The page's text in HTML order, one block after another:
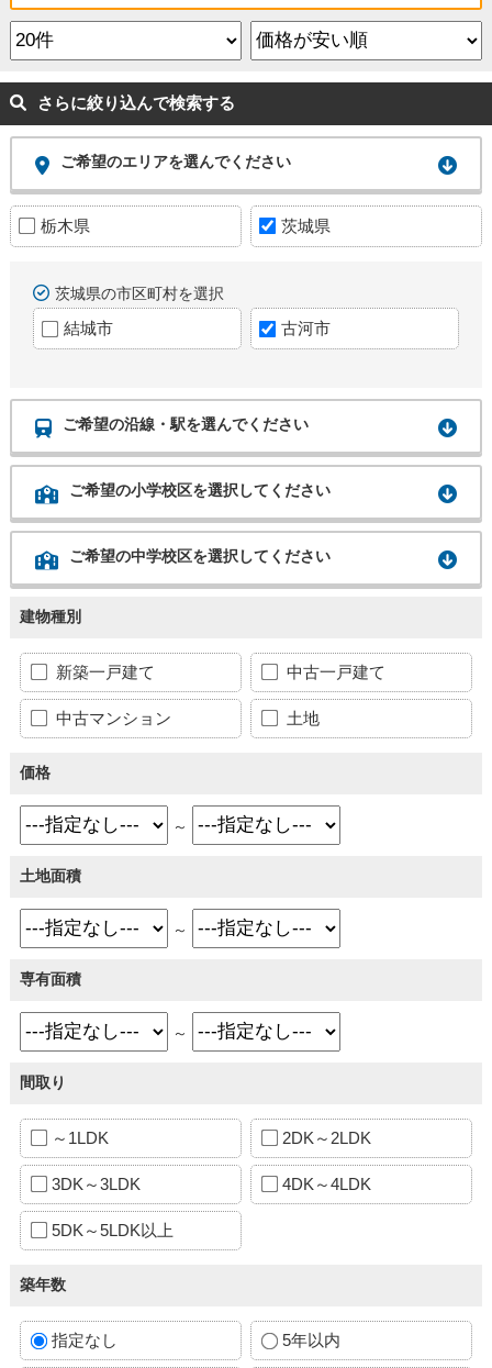
さらに絞り込んで検索する
ご希望のエリアを選んでください
栃木県 茨城県
茨城県の市区町村を選択
結城市 古河市
ご希望の沿線・駅を選んでください
ご希望の小学校区を選択してください
ご希望の中学校区を選択してください
建物種別
新築一戸建て 中古一戸建て
中古マンション 土地
価格
～
土地面積
～
専有面積
～
間取り
～1LDK 2DK～2LDK
3DK～3LDK 4DK～4LDK
5DK～5LDK以上
築年数
指定なし 5年以内